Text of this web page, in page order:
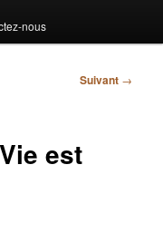
nous
Suivant →
est